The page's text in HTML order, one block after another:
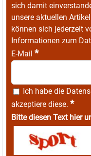
sich damit
unsere aktuellen
können sich jederzeit
Informationen zum
E-Mail *
Ich habe die
akzeptiere diese. *
Bitte diesen Text hier